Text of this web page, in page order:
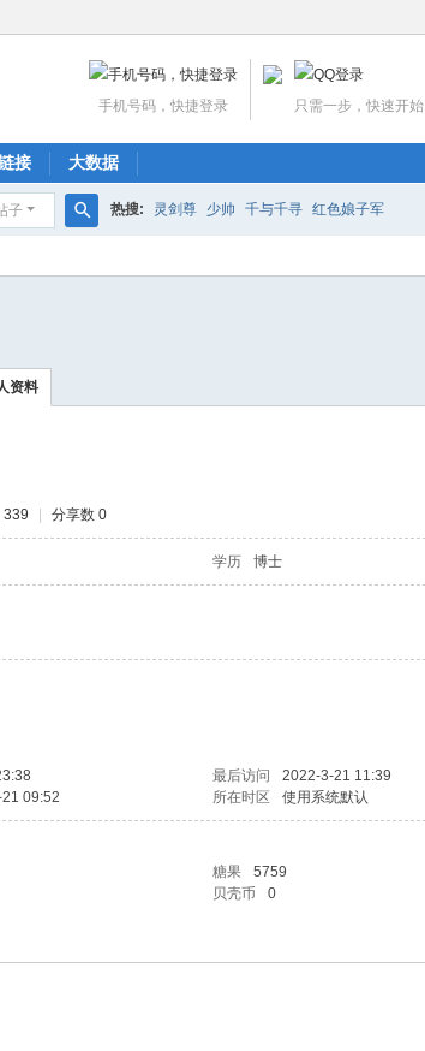
只需一步，快速开始
手机号码，快捷登录
接 大数据
子
索
热搜: 灵剑尊 少帅 千与千寻 红色娘子军
资料
339 分享数 0
学历 博士
最后访问
2022-3-21 11:39
09:52 所在时区 使用系统默认
糖果
5759
贝壳币
0